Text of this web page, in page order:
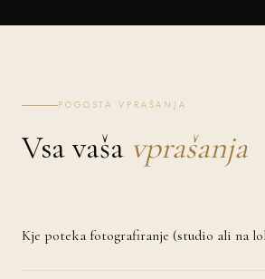
POGOSTA VPRAŠANJA
Vsa vaša vprašanja
Kje poteka fotografiranje (studio ali na